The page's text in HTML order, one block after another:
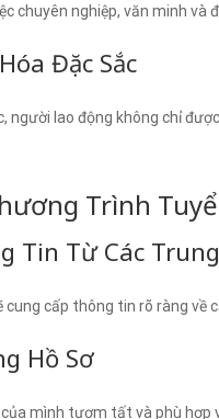
chuyên nghiệp, văn minh và
Đặc Sắc
người lao động không chỉ
Trình
Tin Từ Các Trung
cấp thông tin rõ ràng về
Hồ Sơ
mình tươm tất và phù hợp